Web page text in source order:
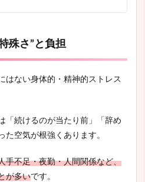
殊さ”と負担
はない身体的・精神的ストレス
「続けるのが当たり前」「辞め
た空気が根強くあります。
手不足・夜勤・人間関係など、
が多いです。